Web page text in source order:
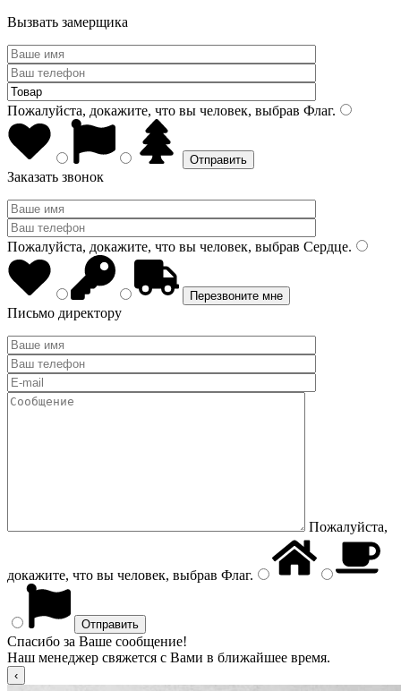
Вызвать замерщика
Пожалуйста, докажите, что вы человек, выбрав Флаг.
Заказать звонок
Пожалуйста, докажите, что вы человек, выбрав Сердце.
Письмо директору
Пожалуйста,
докажите, что вы человек, выбрав Флаг.
Спасибо за Ваше сообщение!
Наш менеджер свяжется с Вами в ближайшее время.